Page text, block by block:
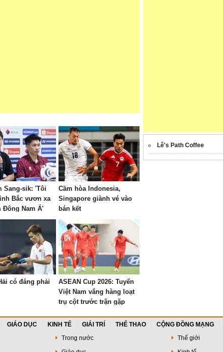
Sang-sik: 'Tôi
Bắc vươn xa
Đông Nam Á'
Cầm hòa Indonesia,
Singapore giành vé vào
bán kết
có đáng phải
ASEAN Cup 2026: Tuyển
Việt Nam vắng hàng loạt
trụ cột trước trận gặp
Lê's Path Coffee
GIÁO DỤC KINH TẾ GIẢI TRÍ THỂ THAO CỘNG ĐỒNG MẠNG
Trong nước
Thế giới